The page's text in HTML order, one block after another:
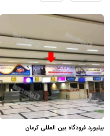
بیلبورد فرودگاه بین المللی کرمان